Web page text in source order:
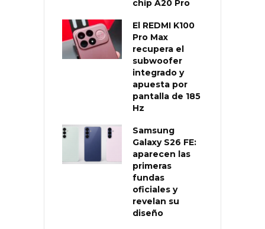
chip A20 Pro
El REDMI K100
Pro Max
recupera el
subwoofer
integrado y
apuesta por
pantalla de 185
Hz
Samsung
Galaxy S26 FE:
aparecen las
primeras
fundas
oficiales y
revelan su
diseño